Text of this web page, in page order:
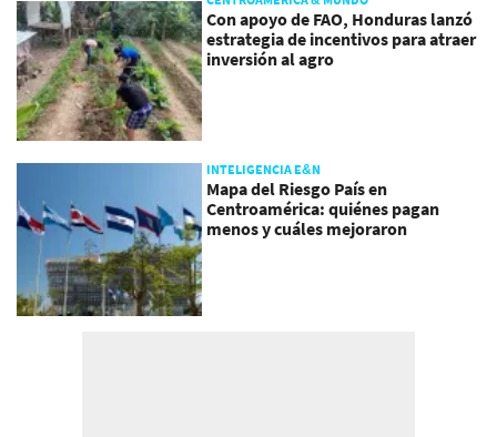
Con apoyo de FAO, Honduras lanzó
estrategia de incentivos para atraer
inversión al agro
INTELIGENCIA E&N
Mapa del Riesgo País en
Centroamérica: quiénes pagan
menos y cuáles mejoraron